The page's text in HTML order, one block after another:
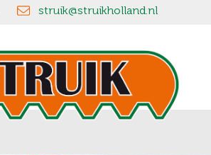
struik@struikholland.nl